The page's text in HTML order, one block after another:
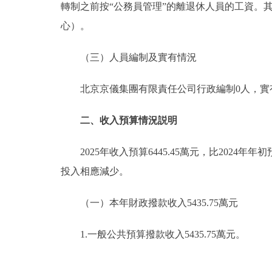
轉制之前按“公務員管理”的離退休人員的工資。
心）。
（三）人員編制及實有情況
北京京儀集團有限責任公司行政編制0人，實
二、收入預算情況説明
2025年收入預算6445.45萬元，比2024年年初
投入相應減少。
（一）本年財政撥款收入5435.75萬元
1.一般公共預算撥款收入5435.75萬元。